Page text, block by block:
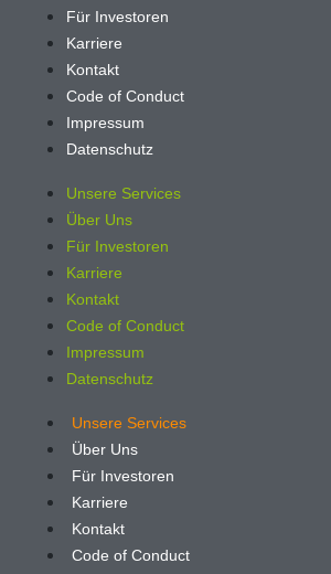
Für Investoren
Karriere
Kontakt
Code of Conduct
Impressum
Datenschutz
Unsere Services
Über Uns
Für Investoren
Karriere
Kontakt
Code of Conduct
Impressum
Datenschutz
Unsere Services
Über Uns
Für Investoren
Karriere
Kontakt
Code of Conduct